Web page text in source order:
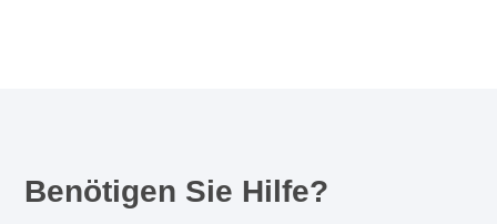
Benötigen Sie Hilfe?